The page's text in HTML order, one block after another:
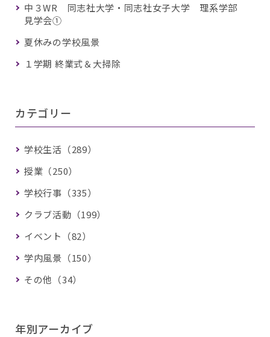
中３WR 同志社大学・同志社女子大学 理系学部
見学会①
夏休みの学校風景
１学期 終業式＆大掃除
カテゴリー
学校生活（289）
授業（250）
学校行事（335）
クラブ活動（199）
イベント（82）
学内風景（150）
その他（34）
年別アーカイブ